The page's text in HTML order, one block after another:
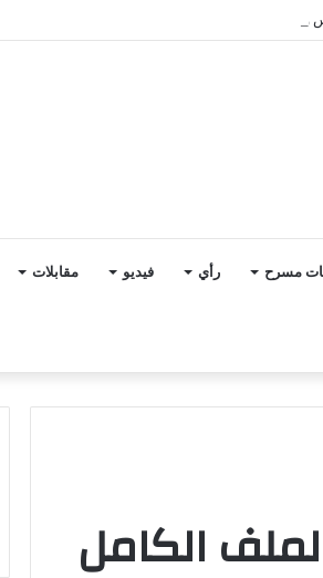
افتتاح “القومي للمسرح” 19
مسرح رأي فيديو مقابلات
الكامل